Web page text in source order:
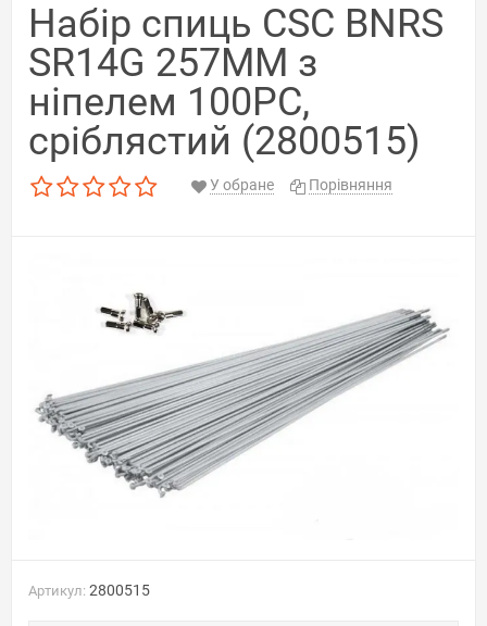
Набір спиць CSC BNRS
SR14G 257MM з
ніпелем 100PC,
сріблястий (2800515)
У обране Порівняння
Артикул: 2800515